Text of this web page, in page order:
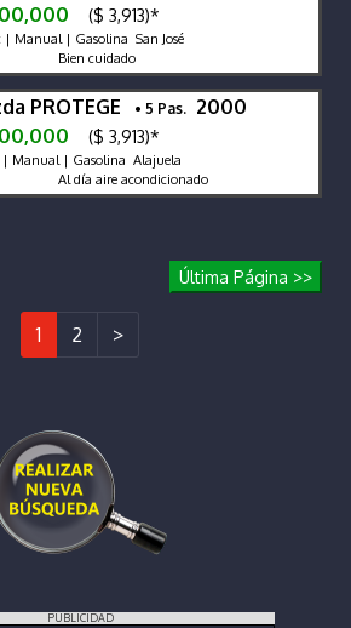
($ 3,913)*
| Manual | Gasolina San José
Bien cuidado
PROTEGE • 5 Pas. 2000
($ 3,913)*
| Manual | Gasolina Alajuela
Al día aire acondicionado
Última Página >>
1 2 >
PUBLICIDAD